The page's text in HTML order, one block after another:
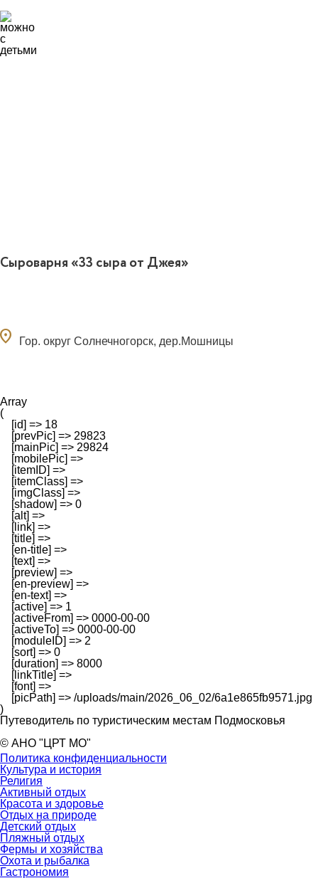
Сыроварня «33 сыра от Джея»
Гор. округ Солнечногорск, дер.Мошницы
Array
(
    [id] => 18
    [prevPic] => 29823
    [mainPic] => 29824
    [mobilePic] =>
    [itemID] =>
    [itemClass] =>
    [imgClass] =>
    [shadow] => 0
    [alt] =>
    [link] =>
    [title] =>
    [en-title] =>
    [text] =>
    [preview] =>
    [en-preview] =>
    [en-text] =>
    [active] => 1
    [activeFrom] => 0000-00-00
    [activeTo] => 0000-00-00
    [moduleID] => 2
    [sort] => 0
    [duration] => 8000
    [linkTitle] =>
    [font] =>
    [picPath] => /uploads/main/2026_06_02/6a1e865fb9571.jpg
Путеводитель по туристическим местам Подмосковья
© АНО "ЦРТ МО"
Политика конфиденциальности
Культура и история
Религия
Активный отдых
Красота и здоровье
Отдых на природе
Детский отдых
Пляжный отдых
Фермы и хозяйства
Охота и рыбалка
Гастрономия